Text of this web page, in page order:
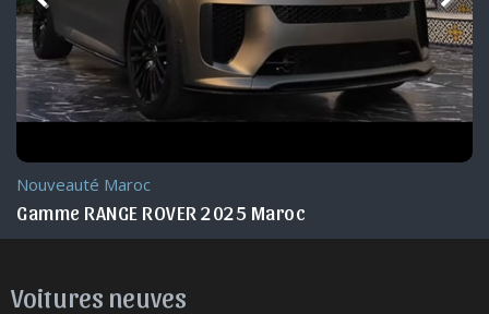
Nouveauté Maroc
Gamme RANGE ROVER 2025 Maroc
Voitures neuves